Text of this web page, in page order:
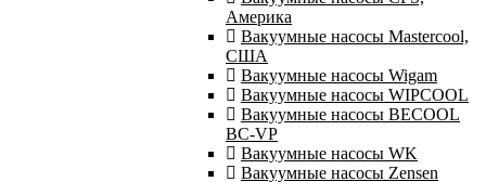
Америка
Вакуумные насосы Mastercool,
США
Вакуумные насосы Wigam
Вакуумные насосы WIPCOOL
Вакуумные насосы BECOOL
BC-VP
Вакуумные насосы WK
Вакуумные насосы Zensen